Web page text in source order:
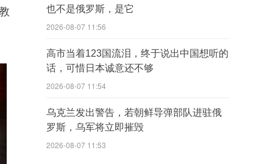
也不是俄罗斯，是它
2026-08-07 11:56
高市当着123国流泪，终于说出中国想听的
话，可惜日本诚意还不够
2026-08-07 11:54
乌克兰发出警告，若朝鲜导弹部队进驻俄
罗斯，乌军将立即摧毁
2026-08-07 11:53